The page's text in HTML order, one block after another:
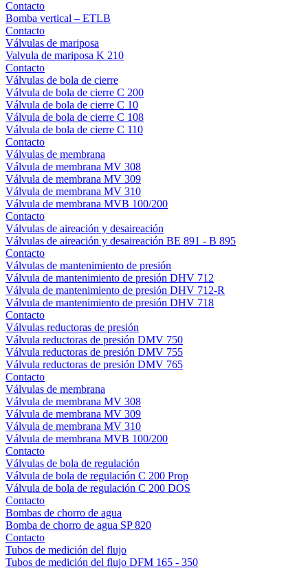
Contacto
Bomba vertical – ETLB
Contacto
Válvulas de mariposa
Valvula de mariposa K 210
Contacto
Válvulas de bola de cierre
Válvula de bola de cierre C 200
Válvula de bola de cierre C 10
Válvula de bola de cierre C 108
Válvula de bola de cierre C 110
Contacto
Válvulas de membrana
Válvula de membrana MV 308
Válvula de membrana MV 309
Válvula de membrana MV 310
Válvula de membrana MVB 100/200
Contacto
Válvulas de aireación y desaireación
Válvulas de aireación y desaireación BE 891 - B 895
Contacto
Válvulas de mantenimiento de presión
Válvula de mantenimiento de presión DHV 712
Válvula de mantenimiento de presión DHV 712-R
Válvula de mantenimiento de presión DHV 718
Contacto
Válvulas reductoras de presión
Válvula reductoras de presión DMV 750
Válvula reductoras de presión DMV 755
Válvula reductoras de presión DMV 765
Contacto
Válvulas de membrana
Válvula de membrana MV 308
Válvula de membrana MV 309
Válvula de membrana MV 310
Válvula de membrana MVB 100/200
Contacto
Válvulas de bola de regulación
Válvula de bola de regulación C 200 Prop
Válvula de bola de regulación C 200 DOS
Contacto
Bombas de chorro de agua
Bomba de chorro de agua SP 820
Contacto
Tubos de medición del flujo
Tubos de medición del flujo DFM 165 - 350